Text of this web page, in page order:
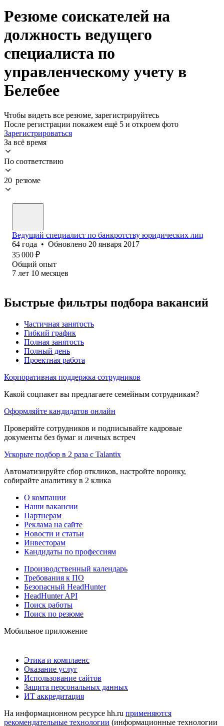
Резюме соискателей на
должность ведущего
специалиста по
управленческому учету в
Белебее
Чтобы видеть все резюме, зарегистрируйтесь
После регистрации покажем ещё 5 и откроем фото
Зарегистрироваться
За всё время
По соответствию
20 резюме
Ведущий специалист по банкротству юридических лиц
64 года • Обновлено 20 января 2017
35 000 ₽
Общий опыт
7 лет 10 месяцев
Быстрые фильтры подбора вакансий
Частичная занятость
Гибкий график
Полная занятость
Полный день
Проектная работа
Корпоративная поддержка сотрудников
Какой соцпакет вы предлагаете семейным сотрудникам?
Оформляйте кандидатов онлайн
Проверяйте сотрудников и подписывайте кадровые
документы без бумаг и личных встреч
Ускорьте подбор в 2 раза с Talantix
Автоматизируйте сбор откликов, настройте воронку,
собирайте аналитику в 2 клика
О компании
Наши вакансии
Партнерам
Реклама на сайте
Новости и статьи
Инвесторам
Кандидаты по профессиям
Производственный календарь
Требования к ПО
Безопасный HeadHunter
HeadHunter API
Поиск работы
Поиск по резюме
Мобильное приложение
Этика и комплаенс
Оказание услуг
Использование сайтов
Защита персональных данных
ИТ аккредитация
На информационном ресурсе hh.ru применяются
рекомендательные технологии (информационные технологии